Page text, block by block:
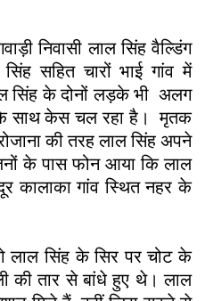
निवासी लाल सिंह वैल्डिंग
सहित चारों भाई गांव में
सिंह के दोनों लड़के भी अलग
के साथ केस चल रहा है। मृतक
की तरह लाल सिंह अपने
के पास फोन आया कि लाल
कालाका गांव स्थित नहर के
लाल सिंह के सिर पर चोट के
की तार से बांधे हुए थे। लाल